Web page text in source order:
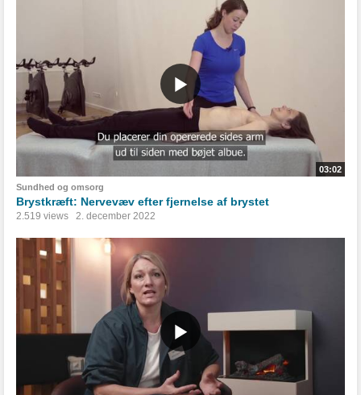
03:02
Sundhed og omsorg
Brystkræft: Nervevæv efter fjernelse af brystet
2.519 views 2. december 2022